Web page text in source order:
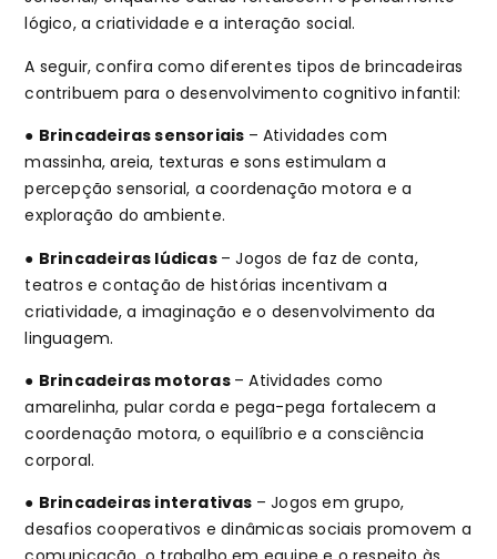
lógico, a criatividade e a interação social.
A seguir, confira como diferentes tipos de brincadeiras
contribuem para o desenvolvimento cognitivo infantil:
● Brincadeiras sensoriais – Atividades com
massinha, areia, texturas e sons estimulam a
percepção sensorial, a coordenação motora e a
exploração do ambiente.
● Brincadeiras lúdicas – Jogos de faz de conta,
teatros e contação de histórias incentivam a
criatividade, a imaginação e o desenvolvimento da
linguagem.
● Brincadeiras motoras – Atividades como
amarelinha, pular corda e pega-pega fortalecem a
coordenação motora, o equilíbrio e a consciência
corporal.
● Brincadeiras interativas – Jogos em grupo,
desafios cooperativos e dinâmicas sociais promovem a